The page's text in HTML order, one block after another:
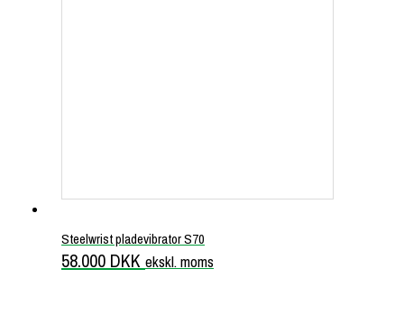
Steelwrist pladevibrator S70
58.000 DKK ekskl. moms